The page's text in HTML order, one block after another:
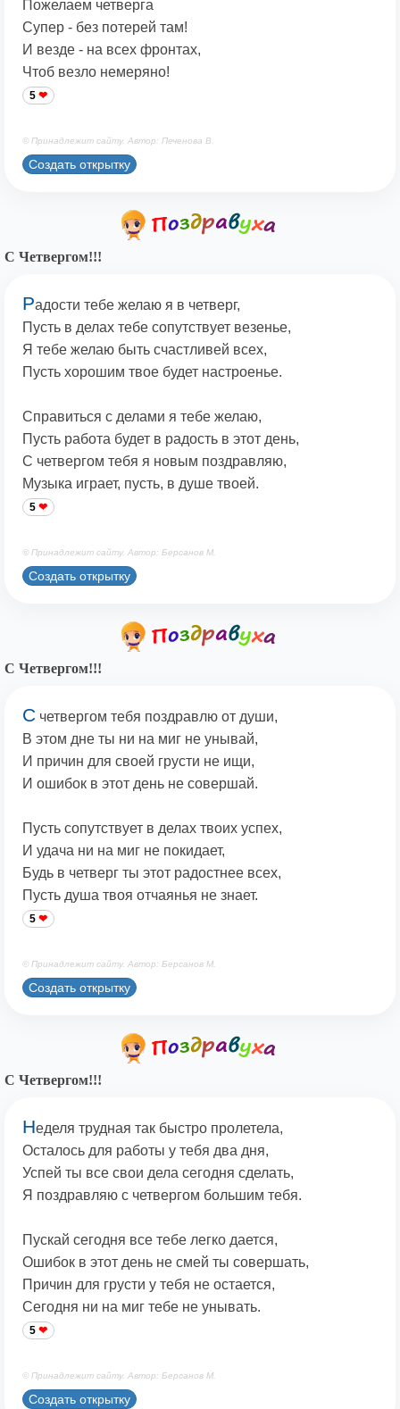
Пожелаем четверга
Супер - без потерей там!
И везде - на всех фронтах,
Чтоб везло немеряно!
5
© Принадлежит сайту. Автор: Печенова В.
Создать открытку
С Четвергом!!!
Радости тебе желаю я в четверг,
Пусть в делах тебе сопутствует везенье,
Я тебе желаю быть счастливей всех,
Пусть хорошим твое будет настроенье.
Справиться с делами я тебе желаю,
Пусть работа будет в радость в этот день,
С четвергом тебя я новым поздравляю,
Музыка играет, пусть, в душе твоей.
5
© Принадлежит сайту. Автор: Берсанов М.
Создать открытку
С Четвергом!!!
С четвергом тебя поздравлю от души,
В этом дне ты ни на миг не унывай,
И причин для своей грусти не ищи,
И ошибок в этот день не совершай.
Пусть сопутствует в делах твоих успех,
И удача ни на миг не покидает,
Будь в четверг ты этот радостнее всех,
Пусть душа твоя отчаянья не знает.
5
© Принадлежит сайту. Автор: Берсанов М.
Создать открытку
С Четвергом!!!
Неделя трудная так быстро пролетела,
Осталось для работы у тебя два дня,
Успей ты все свои дела сегодня сделать,
Я поздравляю с четвергом большим тебя.
Пускай сегодня все тебе легко дается,
Ошибок в этот день не смей ты совершать,
Причин для грусти у тебя не остается,
Сегодня ни на миг тебе не унывать.
5
© Принадлежит сайту. Автор: Берсанов М.
Создать открытку